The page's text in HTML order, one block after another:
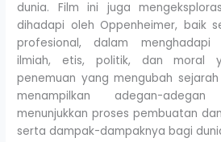
dunia. Film ini juga
dihadapi oleh Oppenheimer, baik
profesional, dalam menghadapi
ilmiah, etis, politik, dan moral
penemuan yang mengubah
menampilkan adegan-
menunjukkan proses pembuatan
serta dampak-dampaknya bagi